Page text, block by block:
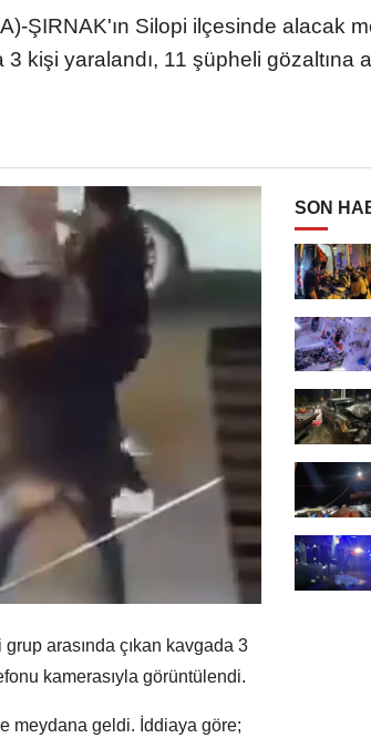
ŞIRNAK'ın Silopi ilçesinde alacak
kişi yaralandı, 11 şüpheli gözaltına
arasında çıkan kavgada 3
kamerasıyla görüntülendi.
meydana geldi. İddiaya göre;
SON